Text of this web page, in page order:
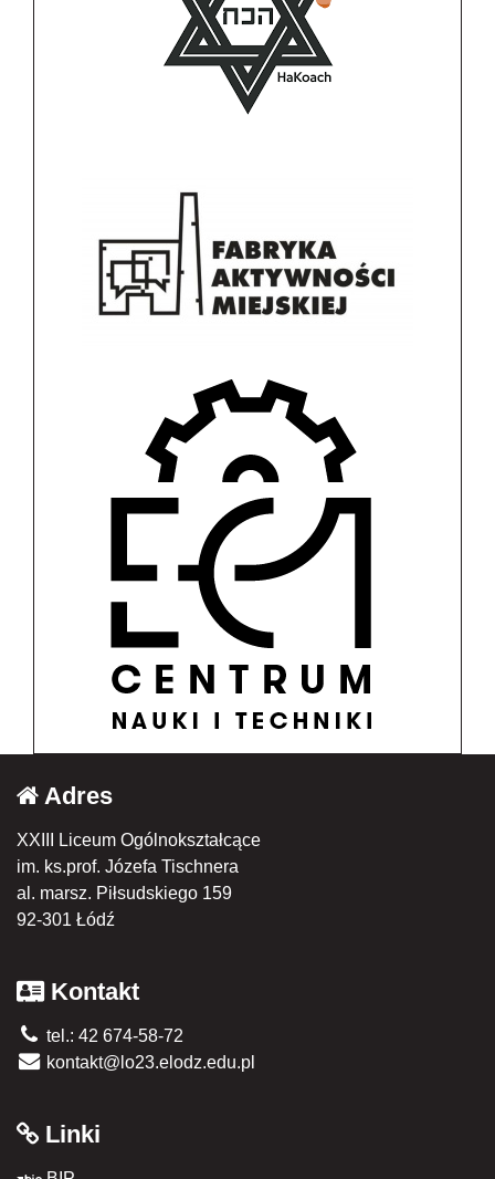
Adres
XXIII Liceum Ogólnokształcące
im. ks.prof. Józefa Tischnera
al. marsz. Piłsudskiego 159
92-301 Łódź
Kontakt
tel.: 42 674-58-72
kontakt@lo23.elodz.edu.pl
Linki